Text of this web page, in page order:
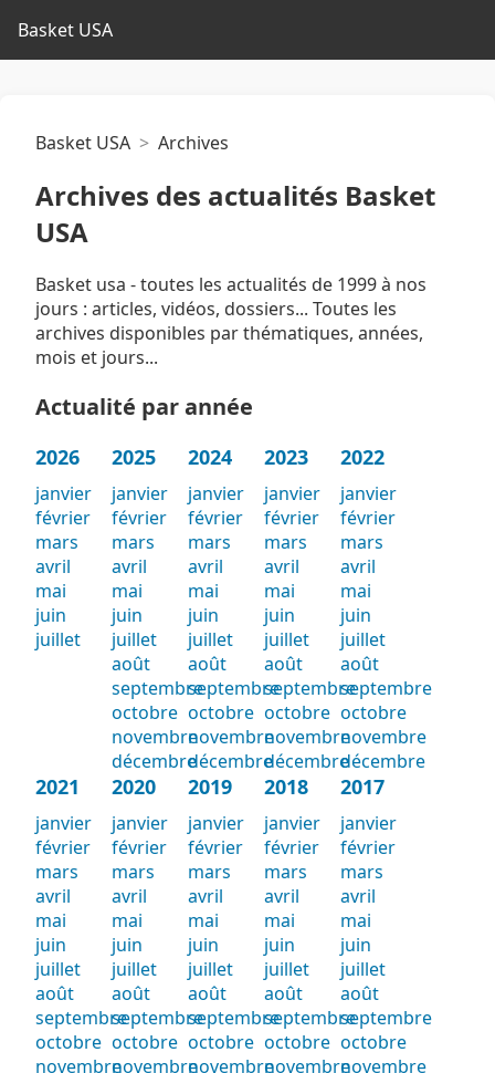
Basket USA
Basket USA Archives
Archives des actualités Basket
USA
Basket usa - toutes les actualités de 1999 à nos
jours : articles, vidéos, dossiers... Toutes les
archives disponibles par thématiques, années,
mois et jours...
Actualité par année
2026
janvier
février
mars
avril
mai
juin
juillet
2025
janvier
février
mars
avril
mai
juin
juillet
août
septembre
octobre
novembre
décembre
2024
janvier
février
mars
avril
mai
juin
juillet
août
septembre
octobre
novembre
décembre
2023
janvier
février
mars
avril
mai
juin
juillet
août
septembre
octobre
novembre
décembre
2022
janvier
février
mars
avril
mai
juin
juillet
août
septembre
octobre
novembre
décembre
2021
janvier
février
mars
avril
mai
juin
juillet
août
septembre
octobre
novembre
2020
janvier
février
mars
avril
mai
juin
juillet
août
septembre
octobre
novembre
2019
janvier
février
mars
avril
mai
juin
juillet
août
septembre
octobre
novembre
2018
janvier
février
mars
avril
mai
juin
juillet
août
septembre
octobre
novembre
2017
janvier
février
mars
avril
mai
juin
juillet
août
septembre
octobre
novembre